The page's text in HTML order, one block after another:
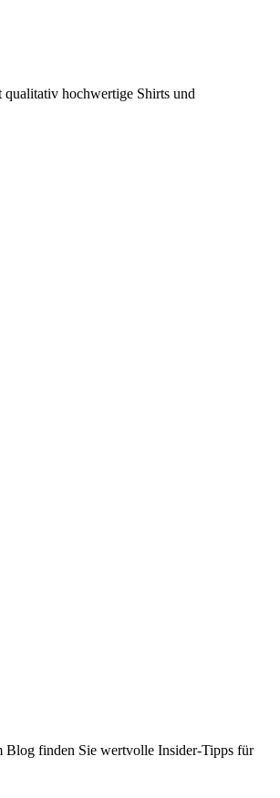
hochwertige Shirts und
Blog finden Sie wertvolle Insider-Tipps für